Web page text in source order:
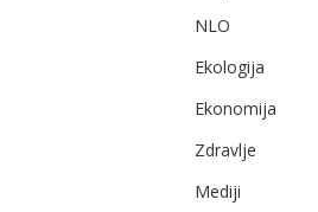
NLO
Ekologija
Ekonomija
Zdravlje
Mediji